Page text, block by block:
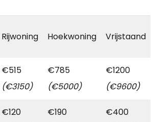
Rijwoning Hoekwoning Vrijstaand
€515
(€3150)
€785
(€5000)
€1200
(€9600)
€120
€190
€400